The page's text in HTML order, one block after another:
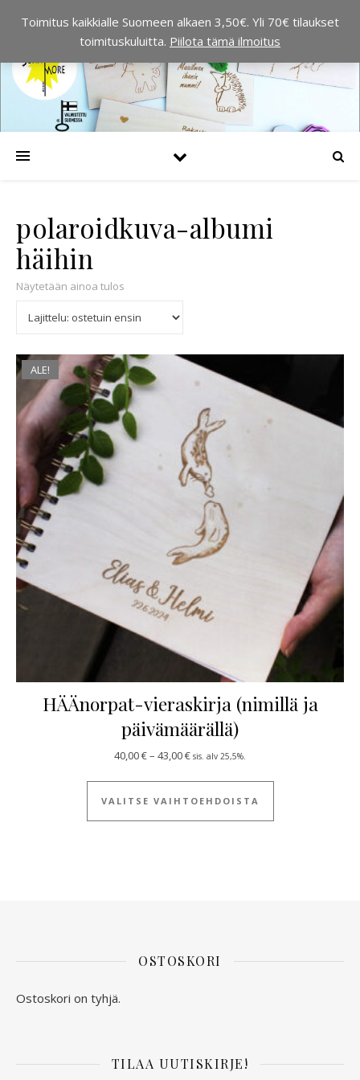
polaroidkuva-albumi
häihin
Näytetään ainoa tulos
ALE!
HÄÄnorpat-vieraskirja (nimillä ja
päivämäärällä)
40,00€– 43,00€Hintaluokka: 40,00 € - 43,00 €
sis. alv 25,5%.
VALITSE VAIHTOEHDOISTA
Tällä tuotteella
OSTOSKORI
Ostoskori on tyhjä.
TILAA UUTISKIRJE!
Toimitus kaikkialle Suomeen alkaen 3,50€. Yli 70€ tilaukset
toimituskuluitta. Piilota tämä ilmoitus